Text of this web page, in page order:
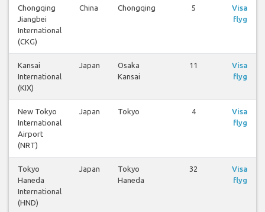
Chongqing
Jiangbei
International
(CKG)
China Chongqing 5
Visa
flyg
Kansai
International
(KIX)
Japan
Osaka
Kansai
11
Visa
flyg
New Tokyo
International
Airport
(NRT)
Japan Tokyo 4
Visa
flyg
Tokyo
Haneda
International
(HND)
Japan
Tokyo
Haneda
32
Visa
flyg